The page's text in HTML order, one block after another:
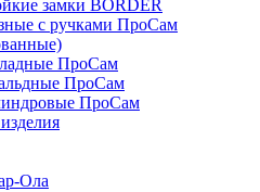
замки BORDER
с ручками ПроСам
ПроСам
ПроСам
ПроСам
Ола